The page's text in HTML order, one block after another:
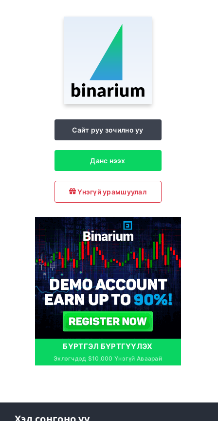
Сайт руу зочилно уу
Данс нээх
Үнэгүй урамшуулал
БҮРТГЭЛ БҮРТГҮҮЛЭХ
Эхлэгчдэд $10,000 Үнэгүй Аваарай